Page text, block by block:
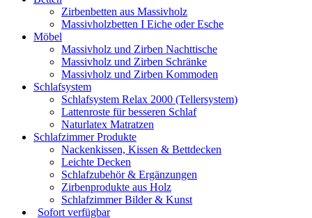
Zirbenbetten aus Massivholz
Massivholzbetten I Eiche oder Esche
Möbel
Massivholz und Zirben Nachttische
Massivholz und Zirben Schränke
Massivholz und Zirben Kommoden
Schlafsystem
Schlafsystem Relax 2000 (Tellersystem)
Lattenroste für besseren Schlaf
Naturlatex Matratzen
Schlafzimmer Produkte
Nackenkissen, Kissen & Bettdecken
Leichte Decken
Schlafzubehör & Ergänzungen
Zirbenprodukte aus Holz
Schlafzimmer Bilder & Kunst
Sofort verfügbar